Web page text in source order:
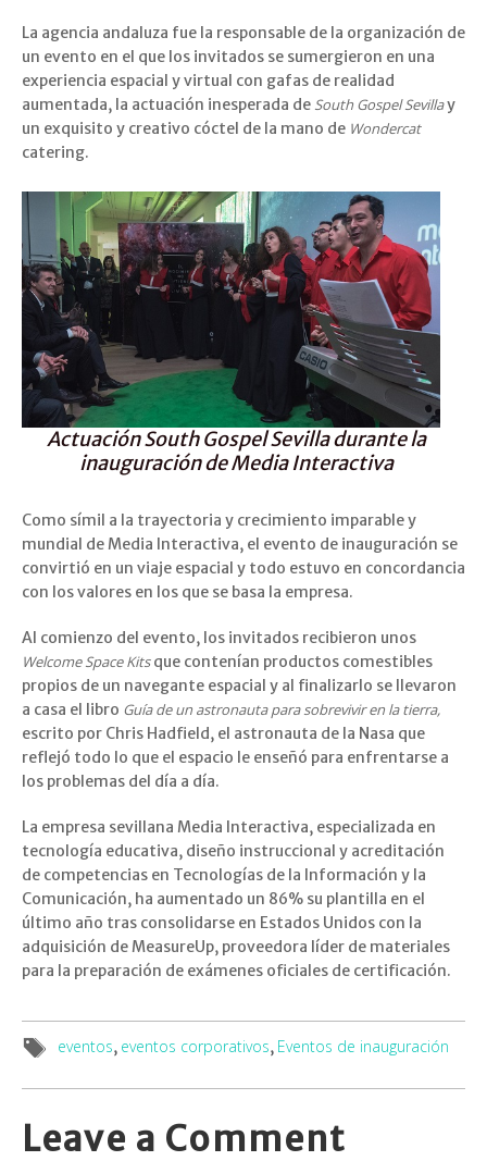
La agencia andaluza fue la responsable de la organización de
un evento en el que los invitados se sumergieron en una
experiencia espacial y virtual con gafas de realidad
aumentada, la actuación inesperada de South Gospel Sevillay
un exquisito y creativo cóctel de la mano de Wondercat
catering.
Actuación South Gospel Sevilla durante la
inauguración de Media Interactiva
Como símil a la trayectoria y crecimiento imparable y
mundial de Media Interactiva, el evento de inauguración se
convirtió en un viaje espacial y todo estuvo en concordancia
con los valores en los que se basa la empresa.
Al comienzo del evento, los invitados recibieron unos
Welcome Space Kitsque contenían productos comestibles
propios de un navegante espacial y al finalizarlo se llevaron
a casa el libro Guía de un astronauta para sobrevivir en la tierra,
escrito por Chris Hadfield, el astronauta de la Nasa que
reflejó todo lo que el espacio le enseñó para enfrentarse a
los problemas del día a día.
La empresa sevillana Media Interactiva, especializada en
tecnología educativa, diseño instruccional y acreditación
de competencias en Tecnologías de la Información y la
Comunicación, ha aumentado un 86% su plantilla en el
último año tras consolidarse en Estados Unidos con la
adquisición de MeasureUp, proveedora líder de materiales
para la preparación de exámenes oficiales de certificación.
eventos, eventos corporativos, Eventos de inauguración
Leave a Comment